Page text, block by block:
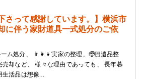
さって感謝しています。】横浜市
に伴う家財道具一式処分のご依
ム処分、 👨‍👩‍👧実家の整理、🧓🏻遺品整
却など、 様々な理由であっても、 長年暮
生活品は想像…